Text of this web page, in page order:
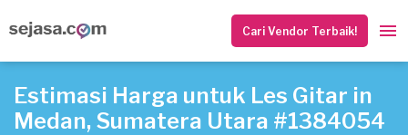
Cari Vendor Terbaik!
Estimasi Harga untuk Les Gitar in
Medan, Sumatera Utara #1384054